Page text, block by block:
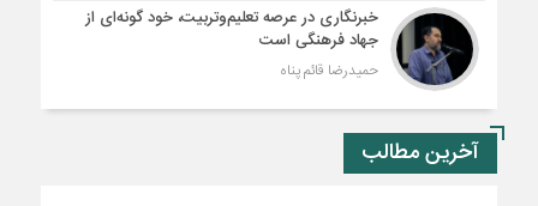
خبرنگاری در عرصه تعلیم‌وتربیت، خود گونه‌ای از
جهاد فرهنگی است
حمیدرضا قائم پناه
آخرین مطالب